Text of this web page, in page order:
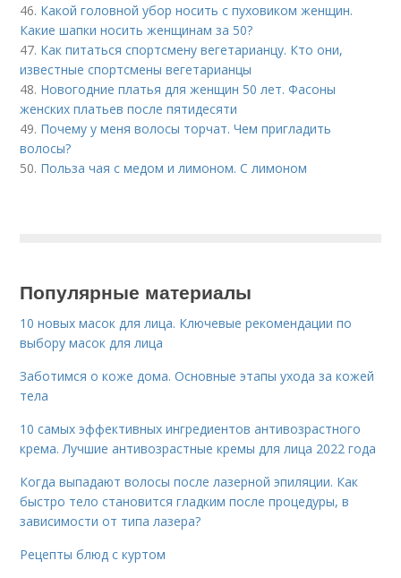
46. Какой головной убор носить с пуховиком женщин.
Какие шапки носить женщинам за 50?
47. Как питаться спортсмену вегетарианцу. Кто они,
известные спортсмены вегетарианцы
48. Новогодние платья для женщин 50 лет. Фасоны
женских платьев после пятидесяти
49. Почему у меня волосы торчат. Чем пригладить
волосы?
50. Польза чая с медом и лимоном. С лимоном
Популярные материалы
10 новых масок для лица. Ключевые рекомендации по
выбору масок для лица
Заботимся о коже дома. Основные этапы ухода за кожей
тела
10 самых эффективных ингредиентов антивозрастного
крема. Лучшие антивозрастные кремы для лица 2022 года
Когда выпадают волосы после лазерной эпиляции. Как
быстро тело становится гладким после процедуры, в
зависимости от типа лазера?
Рецепты блюд с куртом